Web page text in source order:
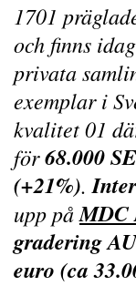
1701
och finns
privata
exemplar i
kvalitet 01
för68.000
(+21%).
upp påMDC
gradering
euro (ca